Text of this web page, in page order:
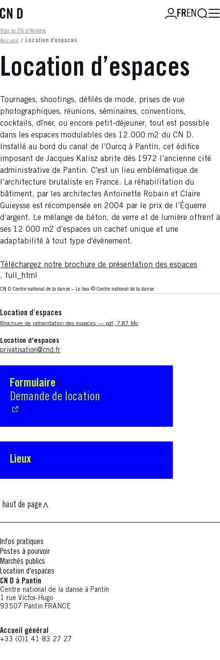
au
principal
FREN
Fil d'ariane
Voir le Fil d'Ariane
Accueil
/ Location d’espaces
Location d’espaces
Tournages, shootings, défilés de mode, prises de vue
photographiques, réunions, séminaires, conventions,
cocktails, dîner, ou encore petit-déjeuner, tout est possible
dans les espaces modulables des 12.000 m2 du CN D.
Installé au bord du canal de l’Ourcq à Pantin, cet édifice
imposant de Jacques Kalisz abrite dès 1972 l’ancienne cité
administrative de Pantin. C'est un lieu emblématique de
l’architecture brutaliste en France. La réhabilitation du
bâtiment, par les architectes Antoinette Robain et Claire
Guieysse est récompensée en 2004 par le prix de l’Équerre
d’argent. Le mélange de béton, de verre et de lumière offrent à
ses 12 000 m2 d’espaces un cachet unique et une
adaptabilité à tout type d'évènement.
Téléchargez notre brochure de présentation des espaces
, full_html
CN D Centre national de la danse – Le lieu © Centre national de la danse
Location d’espaces
Nouvelle fenêtre
Brochure de présentation des espaces — pdf, 7.87 Mo
Location d'espaces
privatisation@cnd.fr
Formulaire
Demande de location
S'ouvre dans une nouvelle fenêtre
Lieux
haut de page
Infos pratiques
Postes à pourvoir
Marchés publics
Location d'espaces
CN D à Pantin
Centre national de la danse à Pantin
1 rue Victor-Hugo
93507 Pantin FRANCE
Accueil général
+33 (0)1 41 83 27 27